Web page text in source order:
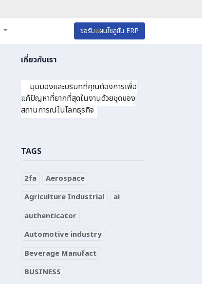
ขอรับแผนโซลูชั่น ERP
เกี่ยวกับเรา
มุมมองและบริบทที่คุณต้องการเพื่อ
แก้ปัญหาที่ยากที่สุดในงานด้วยชุดของ
สถานการณ์ในโลกธุรกิจ
TAGS
2fa
Aerospace
Agriculture Industrial
ai
authenticator
Automotive industry
Beverage Manufact
BUSINESS